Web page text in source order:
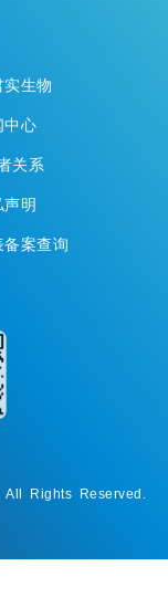
生物
中心
关系
明
案查询
All Rights Reserved.